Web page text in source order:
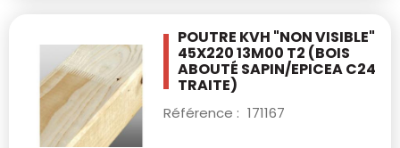
POUTRE KVH "NON VISIBLE"
45X220 13M00 T2 (BOIS
ABOUTÉ SAPIN/EPICEA C24
TRAITE)
Référence : 171167